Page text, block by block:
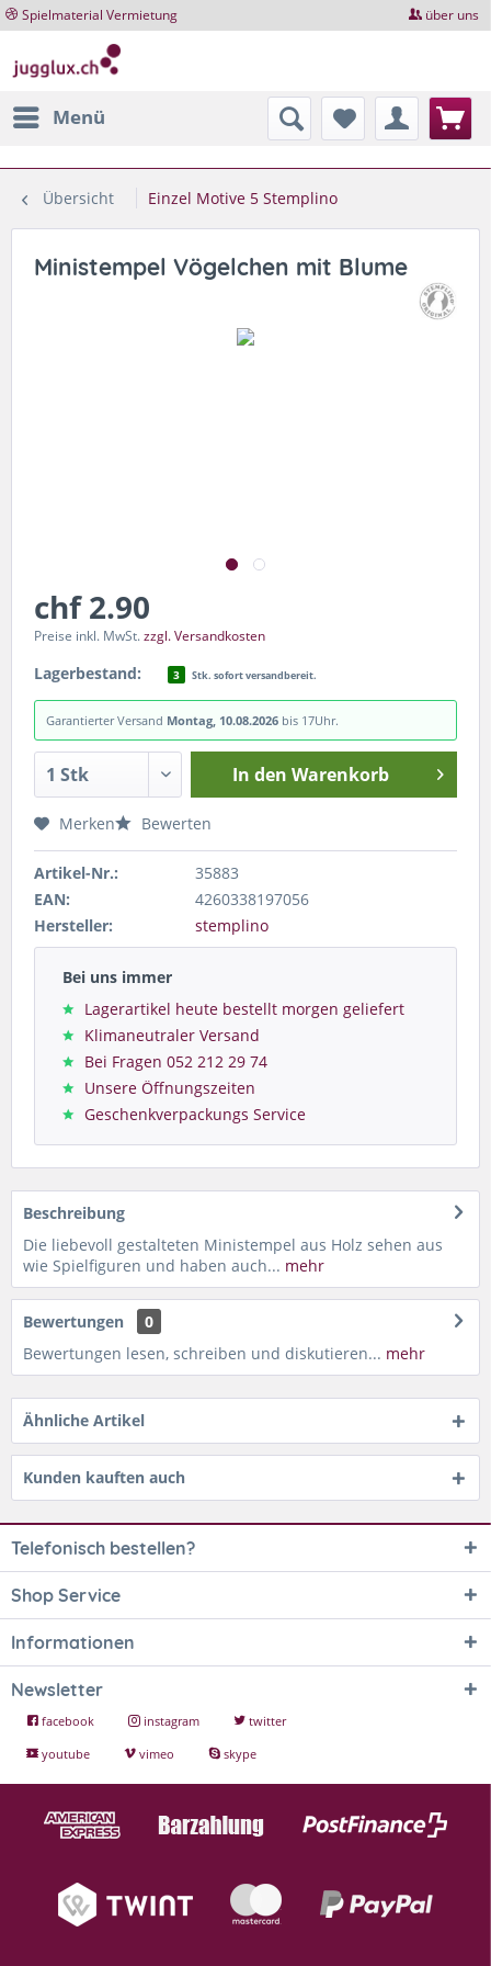
Spielmaterial Vermietung über uns
Menü
Übersicht Einzel Motive 5 Stemplino
Ministempel Vögelchen mit Blume
chf 2.90
Preise inkl. MwSt.zzgl. Versandkosten
Lagerbestand: 3 Stk. sofort versandbereit.
Garantierter Versand Montag, 10.08.2026 bis 17Uhr.
In den Warenkorb
Merken Bewerten
Artikel-Nr.:
35883
EAN:
4260338197056
Hersteller:
stemplino
Bei uns immer
Lagerartikel heute bestellt morgen geliefert
Klimaneutraler Versand
Bei Fragen 052 212 29 74
Unsere Öffnungszeiten
Geschenkverpackungs Service
Beschreibung
Die liebevoll gestalteten Ministempel aus Holz sehen aus
wie Spielfiguren und haben auch... mehr
Bewertungen
0
Bewertungen lesen, schreiben und diskutieren... mehr
Ähnliche Artikel
Kunden kauften auch
Telefonisch bestellen?
Shop Service
Informationen
Newsletter
facebook instagram
twitter
youtube
vimeo skype